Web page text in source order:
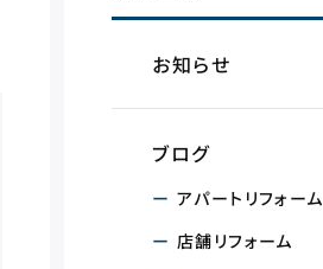
お知らせ
ブログ
アパートリフォーム
店舗リフォーム